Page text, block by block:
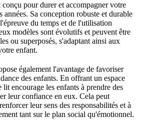
pour durer et accompagner votre
années. Sa conception robuste et durable
du temps et de l'utilisation
modèles sont évolutifs et peuvent être
ou superposés, s'adaptant ainsi aux
enfant.
également l'avantage de favoriser
des enfants. En offrant un espace
encourage les enfants à prendre des
leur confiance en eux. Cela peut
leur sens des responsabilités et à
tant sur le plan social qu'émotionnel.